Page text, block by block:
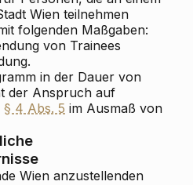
Wien teilnehmen
folgenden Maßgaben:
von Trainees
in der Dauer von
der Anspruch auf
§ 4 Abs. 5 im Ausmaß von
Wien anzustellenden